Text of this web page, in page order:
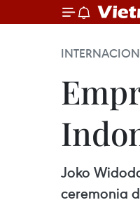
Joko
ceremonia